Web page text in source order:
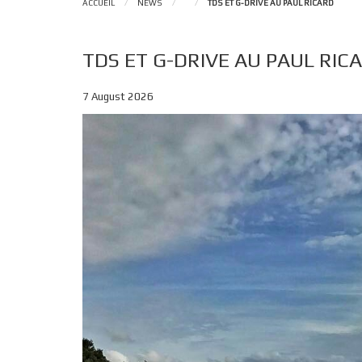
ACCUEIL / NEWS / / TDS ET G-DRIVE AU PAUL RICARD
TDS ET G-DRIVE AU PAUL
7 August 2026